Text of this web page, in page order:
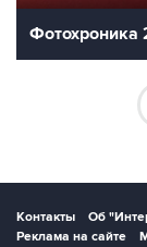
Фотохроника
Контакты Об
Реклама на сайте